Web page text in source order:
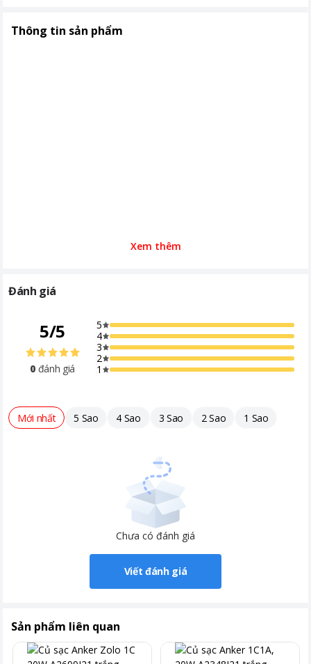
Thông tin sản phẩm
Xem thêm
Đánh giá
5/5
0 đánh giá
5
4
3
2
1
Mới nhất 5 Sao 4 Sao 3 Sao 2 Sao 1 Sao
Chưa có đánh giá
Viết đánh giá
Sản phẩm liên quan